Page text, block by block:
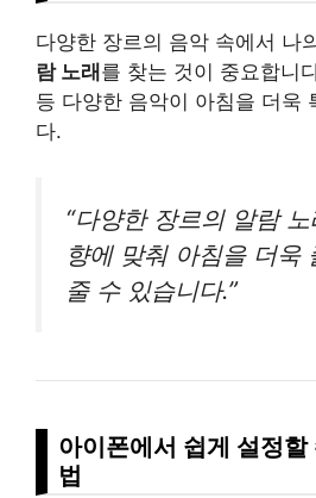
다양한 장르의 음악 속에서 나
람 노래 를 찾는 것이 중요합니
등 다양한 음악이 아침을 더욱
다.
“다양한 장르의 알람
향에 맞춰 아침을 더욱
줄 수 있습니다.”
아이폰에서 쉽게 설정
법